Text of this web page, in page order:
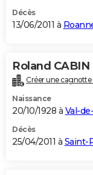
Décès
13/06/2011 à
Roland CABIN
Créer une cagnotte
Naissance
20/10/1928 à Val-
Décès
25/04/2011 à Saint-